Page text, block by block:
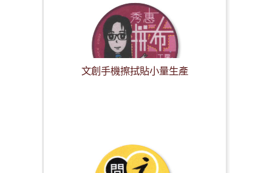
文創手機擦拭貼小量生產